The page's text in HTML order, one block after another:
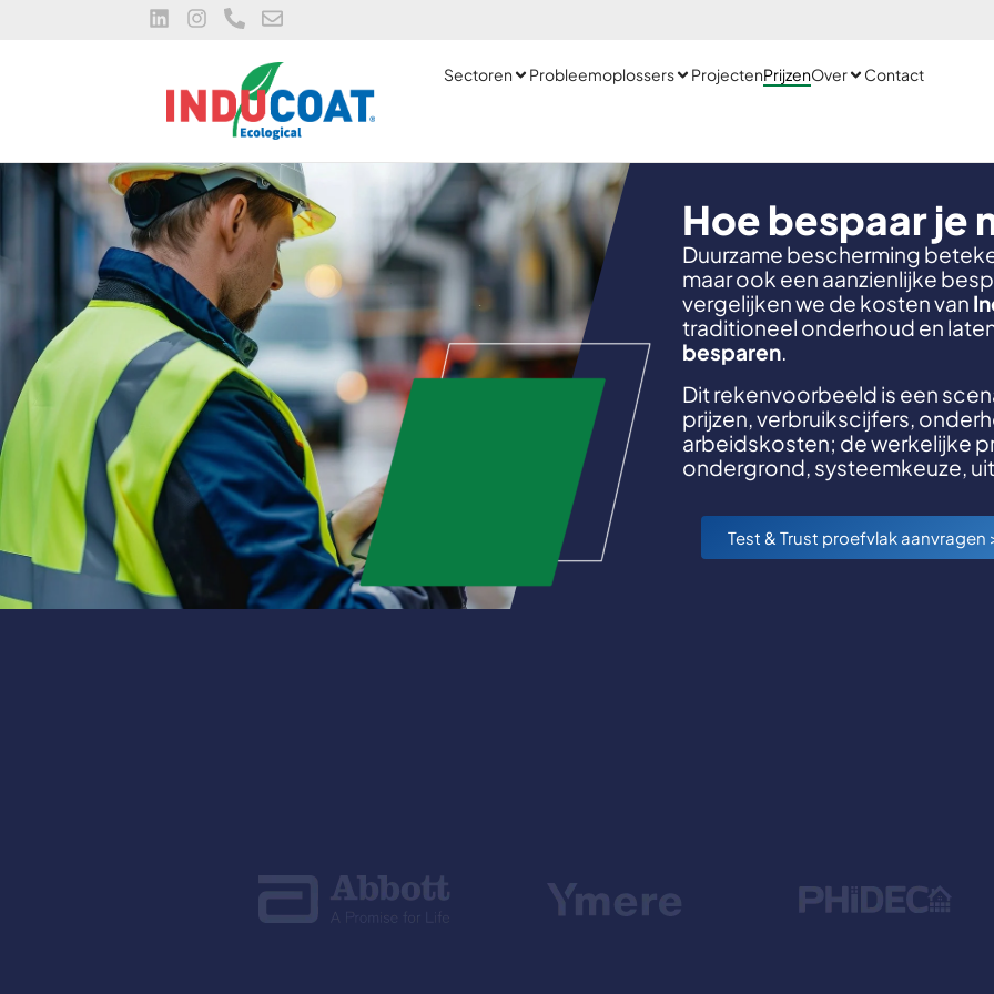
Sectoren Probleemoplossers ProjectenPrijzenOver Contact
Hoe bespaar je
Duurzame bescherming
maar ook een aanzienlijke
vergelijken we de kosten van
traditioneel onderhoud en
besparen.
Dit rekenvoorbeeld is een
prijzen, verbruikscijfers,
arbeidskosten; de werkelijke
ondergrond, systeemkeuze,
Test & Trust proefvlak aanvragen